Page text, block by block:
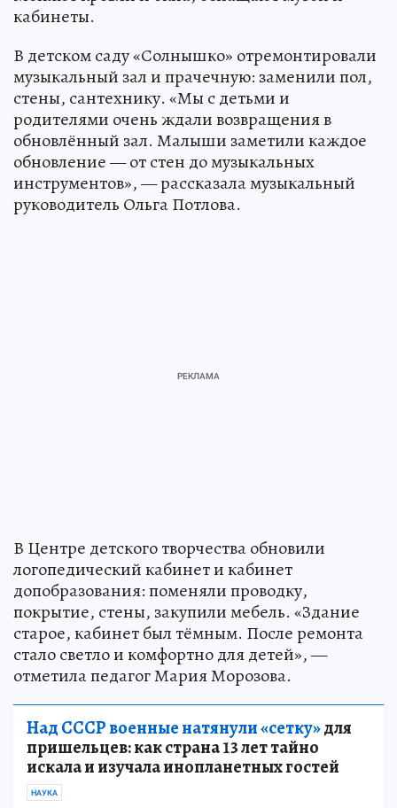
кабинеты.
В детском саду «Солнышко» отремонтировали
музыкальный зал и прачечную: заменили пол,
стены, сантехнику. «Мы с детьми и
родителями очень ждали возвращения в
обновлённый зал. Малыши заметили каждое
обновление — от стен до музыкальных
инструментов», — рассказала музыкальный
руководитель Ольга Потлова.
В Центре детского творчества обновили
логопедический кабинет и кабинет
допобразования: поменяли проводку,
покрытие, стены, закупили мебель. «Здание
старое, кабинет был тёмным. После ремонта
стало светло и комфортно для детей», —
отметила педагог Мария Морозова.
Над СССР военные натянули «сетку»для
пришельцев: как страна 13 лет тайно
искала и изучала инопланетных гостей
НАУКА